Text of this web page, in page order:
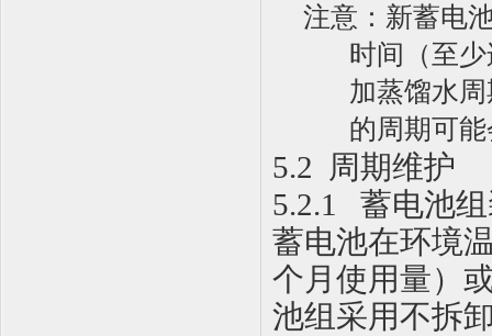
注意：新蓄电
时间（至
加蒸馏水
的周期可
5.2 周期维护
5.2.1
蓄电池
蓄电池在环境
个月使用量）
池组采用不拆